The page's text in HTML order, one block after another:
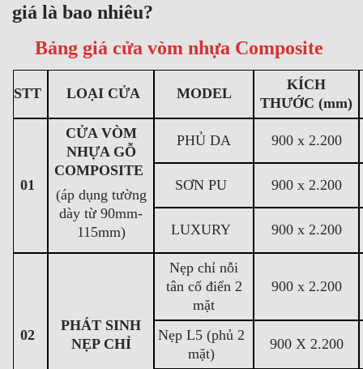
giá là bao nhiêu?
Bảng giá cửa vòm nhựa Composite
STT LOẠI CỬA MODEL
KÍCH
THƯỚC (mm)
01
CỬA VÒM
NHỰA GỖ
COMPOSITE
(áp dụng tường
dày từ 90mm-
115mm)
PHỦ DA 900 x 2.200
SƠN PU 900 x 2.200
LUXURY 900 x 2.200
02
PHÁT SINH
NẸP CHỈ
Nẹp chỉ nỗi
tân cổ điển 2
mặt
900 x 2.200
Nẹp L5 (phủ 2
mặt)
900 X 2.200